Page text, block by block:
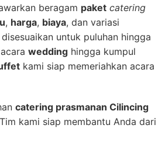
beragam paket catering
, harga, biaya, dan variasi
untuk puluhan hingga
wedding hingga kumpul
kami siap memeriahkan acara
catering prasmanan Cilincing
kami siap membantu Anda dari